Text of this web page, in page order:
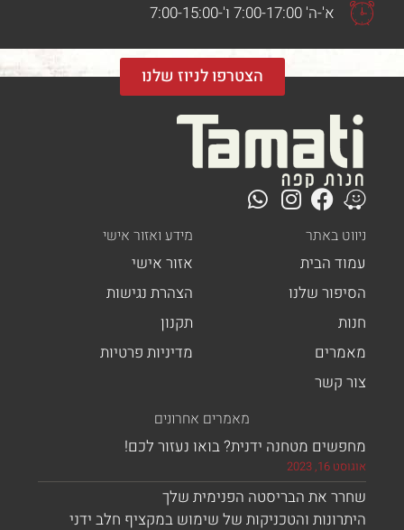
א'-ה' 7:00-17:00 ו'-7:00-15:00
הצטרפו לניוז שלנו
באתר
הבית
שלנו
מידע ואזור אישי
אזור אישי
הצהרת נגישות
מדיניות פרטיות
מאמרים אחרונים
מטחנה ידנית? בואו נעזור לכם!
את הבריסטה הפנימית שלך
והטכניקות של שימוש במקציף חלב ידני